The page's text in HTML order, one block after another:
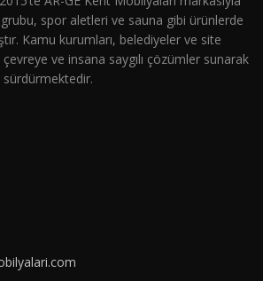
spor aletleri ve sauna gibi ürünlerde
Kamu kurumları, belediyeler ve site
ve insana saygılı çözümler sunarak